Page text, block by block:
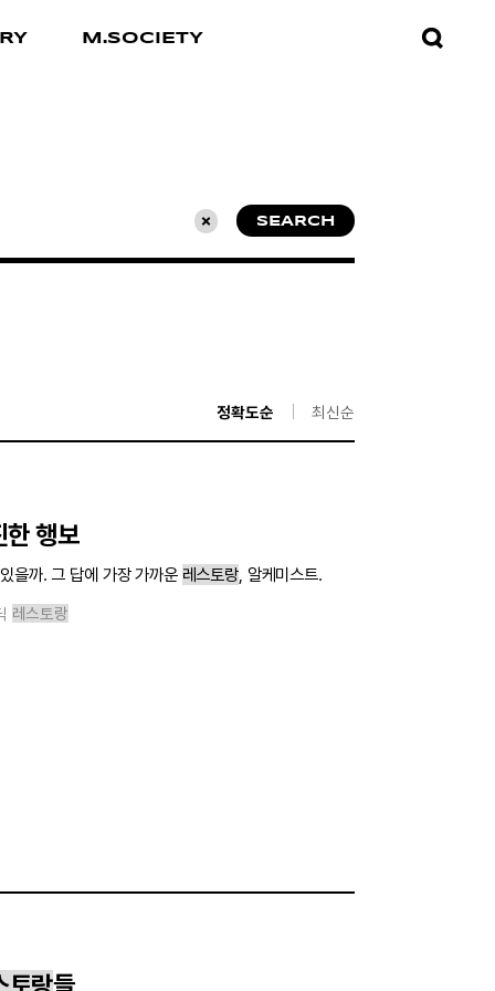
M.SOCIETY
초기화 SEARCH
정확도순 최신순
한 행보
을까. 그 답에 가장 가까운 레스토랑, 알케미스트.
레스토랑